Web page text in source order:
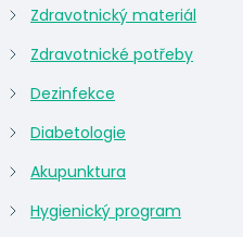
Zdravotnický materiál
Zdravotnické potřeby
Dezinfekce
Diabetologie
Akupunktura
Hygienický program